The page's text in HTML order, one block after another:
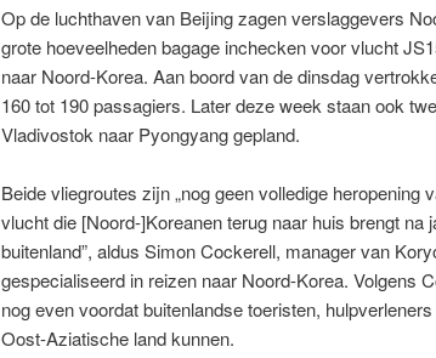
Op de luchthaven van Beijing zagen verslaggevers
grote hoeveelheden bagage inchecken voor vlucht
naar Noord-Korea. Aan boord van de dinsdag
160 tot 190 passagiers. Later deze week staan ook
Vladivostok naar Pyongyang gepland.
Beide vliegroutes zijn „nog geen volledige heropening
vlucht die [Noord-]Koreanen terug naar huis brengt na
buitenland”, aldus Simon Cockerell, manager van
gespecialiseerd in reizen naar Noord-Korea. Volgens
nog even voordat buitenlandse toeristen,
Oost-Aziatische land kunnen.